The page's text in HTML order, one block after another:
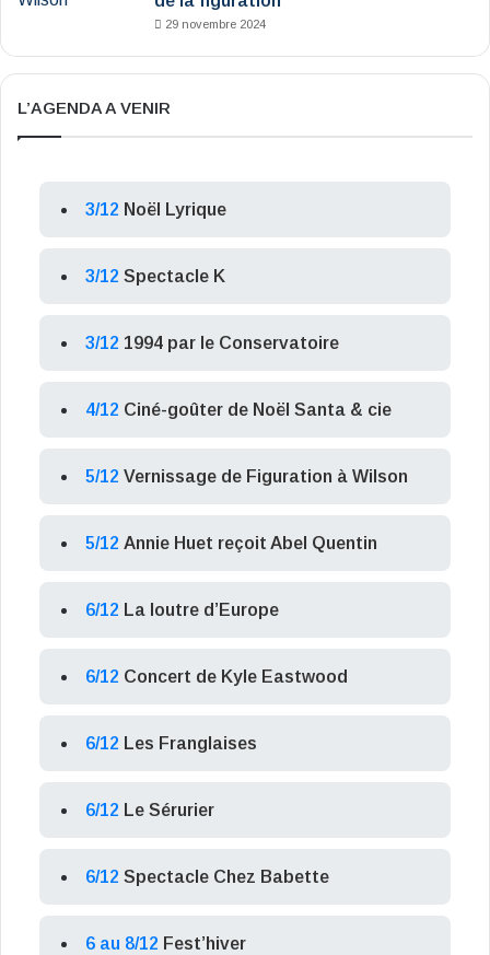
29 novembre 2024
L’AGENDA A VENIR
3/12 Noël Lyrique
3/12 Spectacle K
3/12 1994 par le Conservatoire
4/12 Ciné-goûter de Noël Santa & cie
5/12 Vernissage de Figuration à Wilson
5/12 Annie Huet reçoit Abel Quentin
6/12 La loutre d’Europe
6/12 Concert de Kyle Eastwood
6/12 Les Franglaises
6/12 Le Sérurier
6/12 Spectacle Chez Babette
6 au 8/12 Fest’hiver